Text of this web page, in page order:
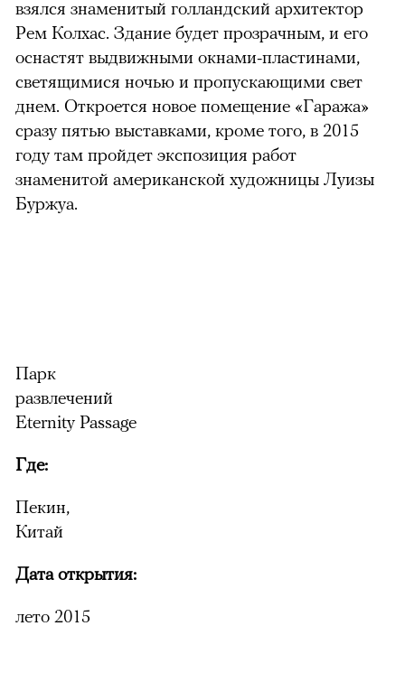
взялся знаменитый голландский архитектор
Рем Колхас. Здание будет прозрачным, и его
оснастят выдвижными окнами-пластинами,
светящимися ночью и пропускающими свет
днем. Откроется новое помещение «Гаража»
сразу пятью выставками, кроме того, в 2015
году там пройдет экспозиция работ
знаменитой американской художницы Луизы
Буржуа.
Парк
развлечений
Eternity Passage
Где:
Пекин,
Китай
Дата открытия:
лето 2015